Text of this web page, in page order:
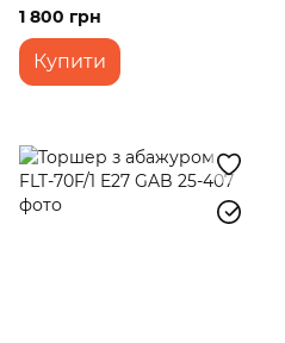
1 800 грн
Купити